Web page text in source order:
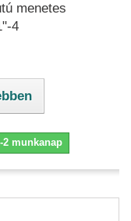
menetes
4
munkanap